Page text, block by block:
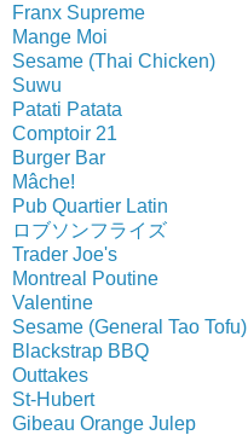
Franx Supreme
Mange Moi
Sesame (Thai Chicken)
Suwu
Patati Patata
Comptoir 21
Burger Bar
Mâche!
Pub Quartier Latin
ロブソンフライズ
Trader Joe's
Montreal Poutine
Valentine
Sesame (General Tao Tofu)
Blackstrap BBQ
Outtakes
St-Hubert
Gibeau Orange Julep